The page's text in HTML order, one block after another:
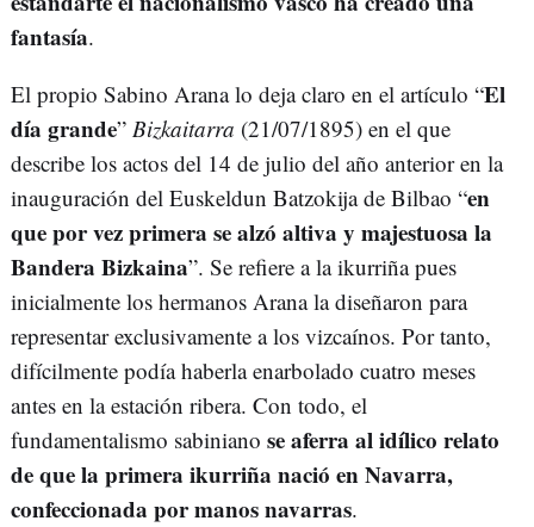
fantasía.
El propio Sabino Arana lo deja claro en el artículo “El
día grande” Bizkaitarra (21/07/1895) en el que
describe los actos del 14 de julio del año anterior en la
inauguración del Euskeldun Batzokija de Bilbao “en
que por vez primera se alzó altiva y majestuosa la
Bandera Bizkaina”. Se refiere a la ikurriña pues
inicialmente los hermanos Arana la diseñaron para
representar exclusivamente a los vizcaínos. Por tanto,
difícilmente podía haberla enarbolado cuatro meses
antes en la estación ribera. Con todo, el
fundamentalismo sabiniano se aferra al idílico relato
de que la primera ikurriña nació en Navarra,
confeccionada por manos navarras.